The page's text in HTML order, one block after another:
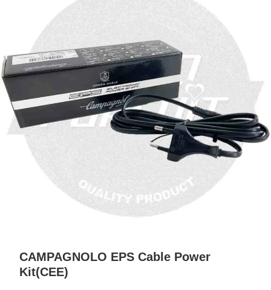
CAMPAGNOLO EPS Cable Power
Kit(CEE)